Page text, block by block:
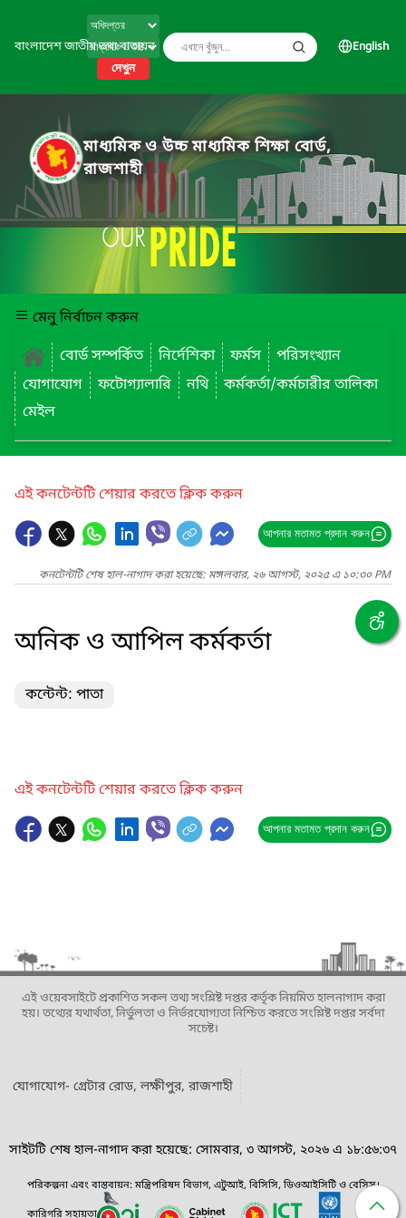
বাংলাদেশ জাতীয় তথ্য বাতায়ন
দেখুন
English
মাধ্যমিক ও উচ্চ মাধ্যমিক শিক্ষা বোর্ড,
রাজশাহী
মেনু নির্বাচন করুন
বোর্ড সম্পর্কিত
নির্দেশিকা ফর্মস
পরিসংখ্যান
যোগাযোগ
ফটোগ্যালারি নথি
কর্মকর্তা/কর্মচারীর তালিকা
মেইল
এই কনটেন্টটি শেয়ার করতে ক্লিক করুন
আপনার মতামত প্রদান করুন
কনটেন্টটি শেষ হাল-নাগাদ করা হয়েছে: মঙ্গলবার, ২৬ আগস্ট, ২০২৫ এ ১০:৩০ PM
অনিক ও আপিল কর্মকর্তা
কন্টেন্ট: পাতা
এই কনটেন্টটি শেয়ার করতে ক্লিক করুন
আপনার মতামত প্রদান করুন
এই ওয়েবসাইটে প্রকাশিত সকল তথ্য সংশ্লিষ্ট দপ্তর কর্তৃক নিয়মিত হালনাগাদ করা
হয়। তথ্যের যথার্থতা, নির্ভুলতা ও নির্ভরযোগ্যতা নিশ্চিত করতে সংশ্লিষ্ট দপ্তর সর্বদা
সচেষ্ট।
যোগাযোগ- গ্রেটার রোড, লক্ষীপুর, রাজশাহী
সাইটটি শেষ হাল-নাগাদ করা হয়েছে: সোমবার, ৩ আগস্ট, ২০২৬ এ ১৮:৫৬:৩৭
পরিকল্পনা এবং বাস্তবায়ন: মন্ত্রিপরিষদ বিভাগ, এটুআই, বিসিসি, ডিওআইসিটি ও বেসিস।
কারিগরি সহায়তা